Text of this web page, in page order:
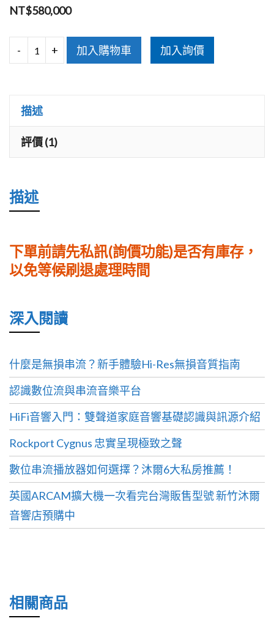
5
NT$580,000
-
Playback
數
+ 加入購物車 加入詢價
描述
評價 (1)
描述
下單前請先私訊(詢價功能)是否有庫存，
以免等候刷退處理時間
深入閱讀
什麼是無損串流？新手體驗Hi-Res無損音質指南
認識數位流與串流音樂平台
HiFi音響入門：雙聲道家庭音響基礎認識與訊源介紹
Rockport Cygnus 忠實呈現極致之聲
數位串流播放器如何選擇？沐爾6大私房推薦！
英國ARCAM擴大機一次看完台灣販售型號 新竹沐爾
音響店預購中
相關商品